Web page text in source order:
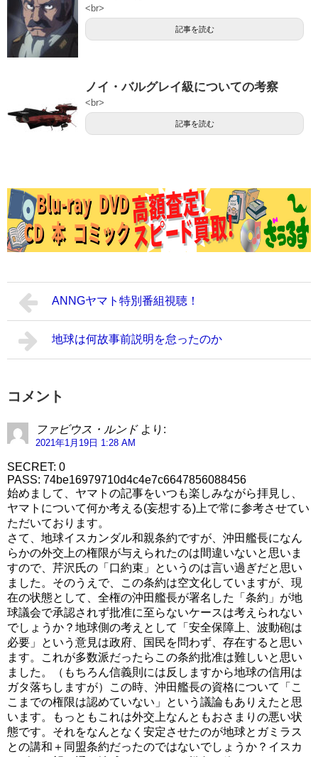
<br>
記事を読む
ノイ・バルグレイ級についての考察
<br>
記事を読む
ANNGヤマト特別番組視聴！
地球は何故事前説明を怠ったのか
コメント
ファビウス・ルンド より:
2021年1月19日 1:28 AM
SECRET: 0
PASS: 74be16979710d4c4e7c6647856088456
始めまして、ヤマトの記事をいつも楽しみながら拝見し、
ヤマトについて何か考える(妄想する)上で常に参考させてい
ただいております。
さて、地球イスカンダル和親条約ですが、沖田艦長になん
らかの外交上の権限が与えられたのは間違いないと思いま
すので、芹沢氏の「口約束」というのは言い過ぎだと思い
ました。そのうえで、この条約は空文化していますが、現
在の状態として、全権の沖田艦長が署名した「条約」が地
球議会で承認されず批准に至らないケースは考えられない
でしょうか？地球側の考えとして「安全保障上、波動砲は
必要」という意見は政府、国民を問わず、存在すると思い
ます。これが多数派だったらこの条約批准は難しいと思い
ました。（もちろん信義則には反しますから地球の信用は
ガタ落ちしますが）この時、沖田艦長の資格について「こ
こまでの権限は認めていない」という議論もありえたと思
います。もっともこれは外交上なんともおさまりの悪い状
態です。それをなんとなく安定させたのが地球とガミラス
との講和＋同盟条約だったのではないでしょうか？イスカ